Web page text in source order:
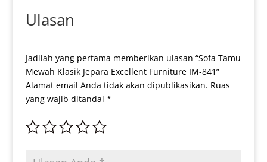
Ulasan
Jadilah yang pertama memberikan ulasan “Sofa Tamu
Mewah Klasik Jepara Excellent Furniture IM-841”
Alamat email Anda tidak akan dipublikasikan. Ruas
yang wajib ditandai *